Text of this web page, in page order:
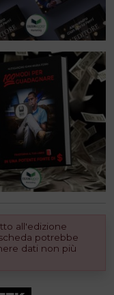
all'edizione
potrebbe
dati non più